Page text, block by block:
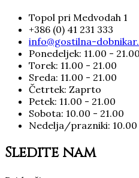
Topol pri Medvodah 1
+386 (0) 41 231 333
info@gostilna-
Ponedeljek: 11.00 - 21.00
Torek: 11.00 - 21.00
Sreda: 11.00 - 21.00
Četrtek: Zaprto
Petek: 11.00 - 21.00
Sobota: 10.00 - 21.00
Nedelja/prazniki: 10.00
Sledite nam